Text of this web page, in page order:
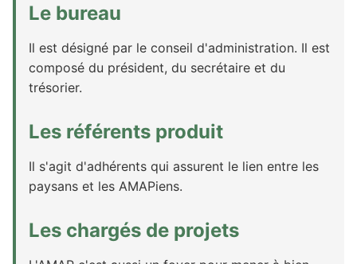
Le bureau
Il est désigné par le conseil d'administration. Il est
composé du président, du secrétaire et du
trésorier.
Les référents produit
Il s'agit d'adhérents qui assurent le lien entre les
paysans et les AMAPiens.
Les chargés de projets